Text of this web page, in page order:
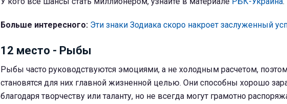
Больше интересного: Эти знаки Зодиака скоро накроет заслуженный
12 место - Рыбы
Рыбы часто руководствуются эмоциями, а не холодным расчетом,
становятся для них главной жизненной целью. Они способны хорошо
благодаря творчеству или таланту, но не всегда могут грамотно